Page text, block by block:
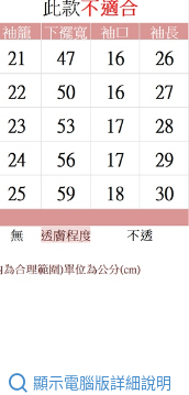
顯示電腦版詳細說明